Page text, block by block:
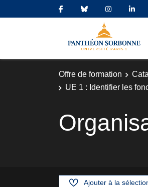
Offre de formation
UE 1 : Identifier les
Ajouter à la